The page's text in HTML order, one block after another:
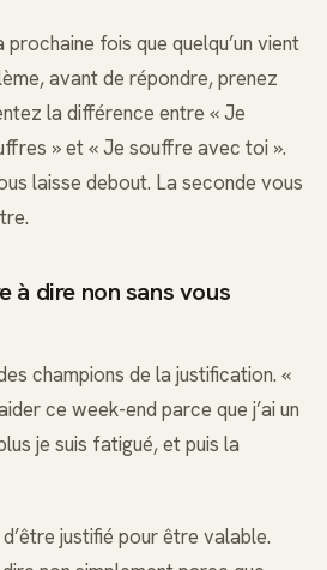
fois que quelqu’un vient
avant de répondre, prenez
la différence entre « Je
» et « Je souffre avec toi ».
laisse debout. La seconde vous
à dire non sans vous
champions de la justification. «
ce week-end parce que j’ai un
je suis fatigué, et puis la
d’être justifié pour être valable.